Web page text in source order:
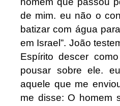
de mim. eu não o
batizar com água
em Israel”. João
Espírito descer
pousar sobre ele.
aquele que me
me disse: O homem